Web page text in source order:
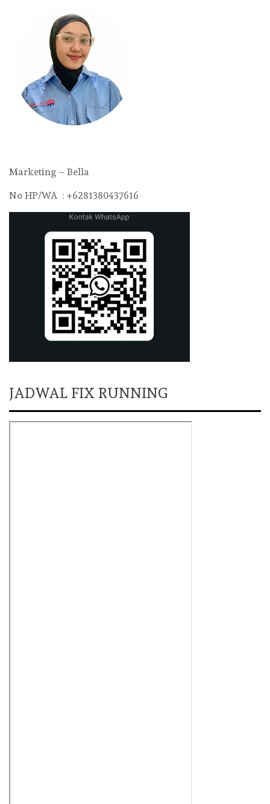
Marketing – Bella
No HP/WA : +6281380437616
JADWAL FIX RUNNING